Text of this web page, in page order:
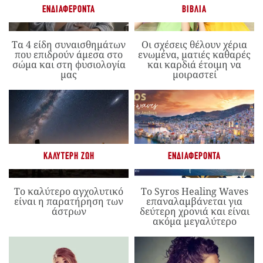
ΕΝΔΙΑΦΈΡΟΝΤΑ
Τα 4 είδη συναισθημάτων
που επιδρούν άμεσα στο
σώμα και στη φυσιολογία
μας
ΒΙΒΛΊΑ
Οι σχέσεις θέλουν χέρια
ενωμένα, ματιές καθαρές
και καρδιά έτοιμη να
μοιραστεί
ΚΑΛΎΤΕΡΗ ΖΩΉ
Το καλύτερο αγχολυτικό
είναι η παρατήρηση των
άστρων
ΕΝΔΙΑΦΈΡΟΝΤΑ
Το Syros Healing Waves
επαναλαμβάνεται για
δεύτερη χρονιά και είναι
ακόμα μεγαλύτερο